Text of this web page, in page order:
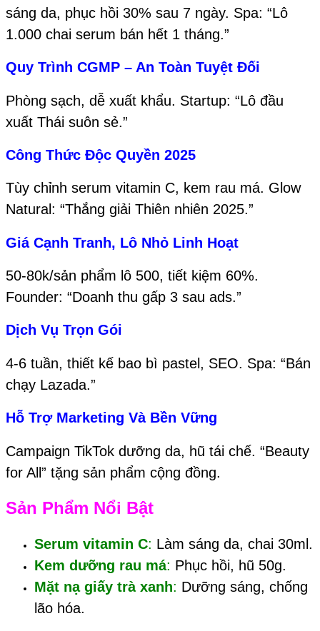
sáng da, phục hồi 30% sau 7 ngày. Spa: “Lô
1.000 chai serum bán hết 1 tháng.”
Quy Trình CGMP – An Toàn Tuyệt Đối
Phòng sạch, dễ xuất khẩu. Startup: “Lô đầu
xuất Thái suôn sẻ.”
Công Thức Độc Quyền 2025
Tùy chỉnh serum vitamin C, kem rau má. Glow
Natural: “Thắng giải Thiên nhiên 2025.”
Giá Cạnh Tranh, Lô Nhỏ Linh Hoạt
50-80k/sản phẩm lô 500, tiết kiệm 60%.
Founder: “Doanh thu gấp 3 sau ads.”
Dịch Vụ Trọn Gói
4-6 tuần, thiết kế bao bì pastel, SEO. Spa: “Bán
chạy Lazada.”
Hỗ Trợ Marketing Và Bền Vững
Campaign TikTok dưỡng da, hũ tái chế. “Beauty
for All” tặng sản phẩm cộng đồng.
Sản Phẩm Nổi Bật
Serum vitamin C: Làm sáng da, chai 30ml.
Kem dưỡng rau má: Phục hồi, hũ 50g.
Mặt nạ giấy trà xanh: Dưỡng sáng, chống
lão hóa.